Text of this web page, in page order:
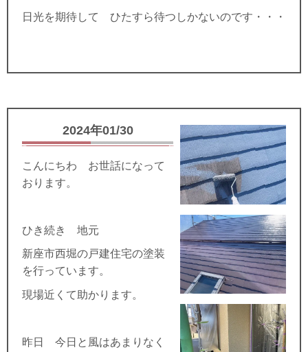
日光を期待して ひたすら待つしかないのです・・・
2024年01/30
こんにちわ お世話になって
おります。
ひき続き 地元
新座市西堀の戸建住宅の塗装
を行っています。
現場近くて助かります。
昨日 今日と風はあまりなく